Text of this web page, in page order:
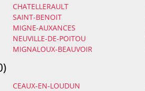
CHATELLERAULT
SAINT-BENOIT
MIGNE-AUXANCES
NEUVILLE-DE-POITOU
MIGNALOUX-BEAUVOIR
CEAUX-EN-LOUDUN